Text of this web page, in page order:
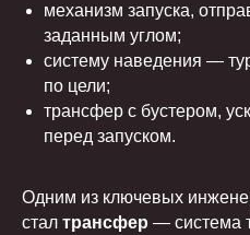
механизм запуска,
заданным углом;
систему наведения —
по цели;
трансфер с бустером,
перед запуском.
Одним из ключевых
стал трансфер — система